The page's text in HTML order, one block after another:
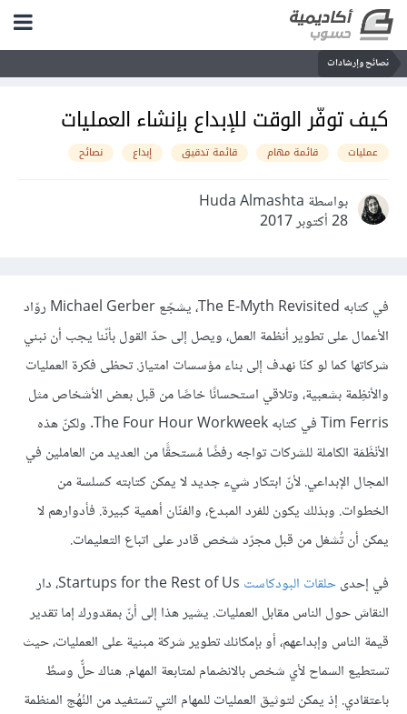
نصائح وإرشادات
كيف توفّر الوقت للإبداع بإنشاء العمليات
عمليات قائمة مهام قائمة تدقيق إبداع نصائح
بواسطة Huda Almashta
28 أكتوبر 2017
في كتابه The E-Myth Revisited، يشجّع Michael Gerber روّاد
الأعمال على تطوير أنظمة العمل، ويصل إلى حدّ القول بأنّنا يجب أن نبني
شركاتها كما لو كنّا نهدف إلى بناء مؤسسات امتياز. تحظى فكرة العمليات
والأنظِمة بشعبية، وتلاقي استحسانًا خاصًا من قبل بعض الأشخاص مثل
Tim Ferris في كتابه The Four Hour Workweek. ولكنّ هذه
الأنْظَمَة الكاملة للشركات تواجه رفضًا مُستحقًّا من العديد من العاملين في
المجال الإبداعي. لأنّ ابتكار شيء جديد لا يمكن كتابته كسلسة من
الخطوات. وبذلك يكون للفرد المبدع، والفنّان أهمية كبيرة. فأدوارهم لا
يمكن أن تُشغل من قبل مجرّد شخص قادر على اتباع التعليمات.
في إحدىحلقات البودكاست
Startups for the Rest of Us، دار
النقاش حول الناس مقابل العمليات. يشير هذا إلى أنّ بمقدورك إما تقدير
قيمة الناس وإبداعهم، أو بإمكانك تطوير شركة مبنية على العمليات، حيث
تستطيع السماح لأي شخص بالانضمام لمتابعة المهام. هناك حلٌّ وسطٌ
باعتقادي. إذ يمكن لتوثيق العمليات للمهام التي تستفيد من النُهُج المنظمة